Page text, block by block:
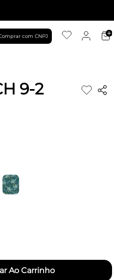
com CNPJ
9-2